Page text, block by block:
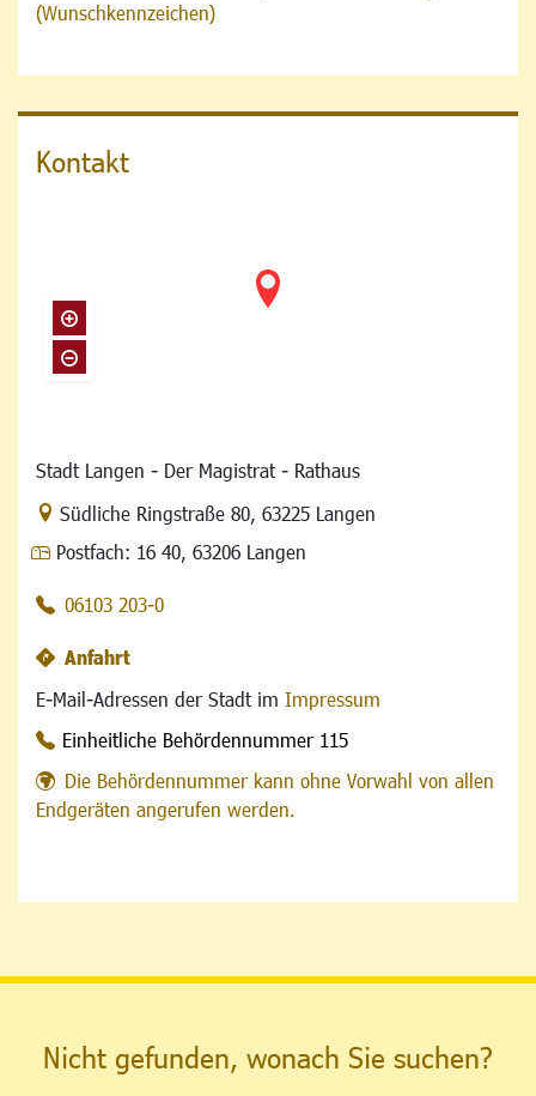
(Wunschkennzeichen)
Kontakt
Stadt Langen - Der Magistrat - Rathaus
Link zur Google-Maps Navigation
Südliche Ringstraße 80, 63225 Langen
Postfach: 16 40, 63206 Langen
06103 203-0
Anfahrt
E-Mail-Adressen der Stadt im Impressum
Einheitliche Behördennummer 115
Die Behördennummer kann ohne Vorwahl von allen
Endgeräten angerufen werden.
Nicht gefunden, wonach Sie suchen?